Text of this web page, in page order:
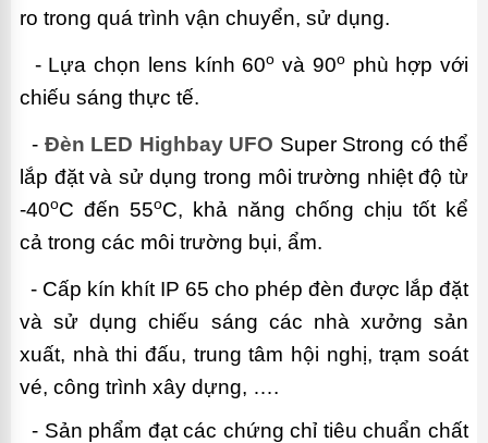
ro trong quá trình vận chuyển, sử dụng.
- Lựa chọn lens kính 60o và 90ophù hợp với
chiếu sáng thực tế.
- Đèn LED Highbay UFO Super Strong có thể
lắp đặt và sử dụng trong môi trường nhiệt độ từ
-40oC đến 55oC,
khả năng chống chịu tốt kể
cả trong các môi trường bụi, ẩm.
- Cấp kín khít IP 65 cho phép đèn được lắp đặt
và sử dụng chiếu sáng các nhà xưởng sản
xuất, nhà thi đấu, trung tâm hội nghị, trạm soát
vé, công trình xây dựng, ….
- Sản phẩm đạt các chứng chỉ tiêu chuẩn chất